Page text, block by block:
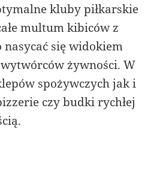
kluby piłkarskie
multum kibiców z
nasycać się widokiem
żywności. W
spożywczych jak i
czy budki rychłej